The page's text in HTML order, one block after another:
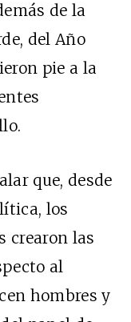
de la
del Año
pie a la
que, desde
los
crearon las
al
hombres y